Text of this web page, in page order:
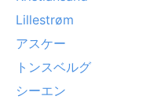
Lillestrøm
アスケー
トンスベルグ
シーエン